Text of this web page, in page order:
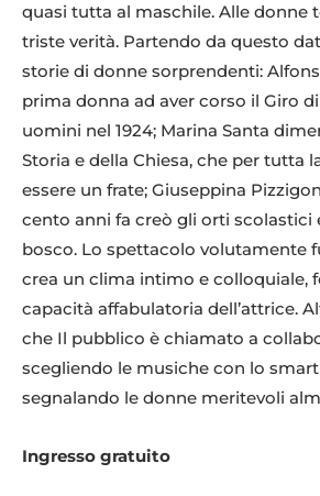
quasi tutta al maschile. Alle donne
triste verità. Partendo da questo
storie di donne sorprendenti:
prima donna ad aver corso il Giro
uomini nel 1924; Marina Santa
Storia e della Chiesa, che per tutta
essere un frate; Giuseppina
cento anni fa creò gli orti scolastici
bosco. Lo spettacolo volutamente
crea un clima intimo e colloquiale,
capacità affabulatoria dell’attrice.
che Il pubblico è chiamato a
scegliendo le musiche con lo
segnalando le donne meritevoli
Ingresso gratuito